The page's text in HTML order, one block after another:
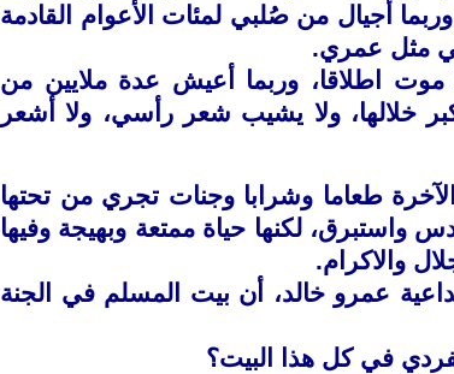
أجيال من صُلبي لمئات الأعوام القادمة
مثل عمري.
موت اطلاقا، وربما أعيش عدة ملايين من
خلالها، ولا يشيب شعر رأسي، ولا أشعر
طعاما وشرابا وجنات تجري من تحتها
واستبرق، لكنها حياة ممتعة وبهيجة وفيها
والاكرام.
عمرو خالد، أن بيت المسلم في الجنة
في كل هذا البيت؟